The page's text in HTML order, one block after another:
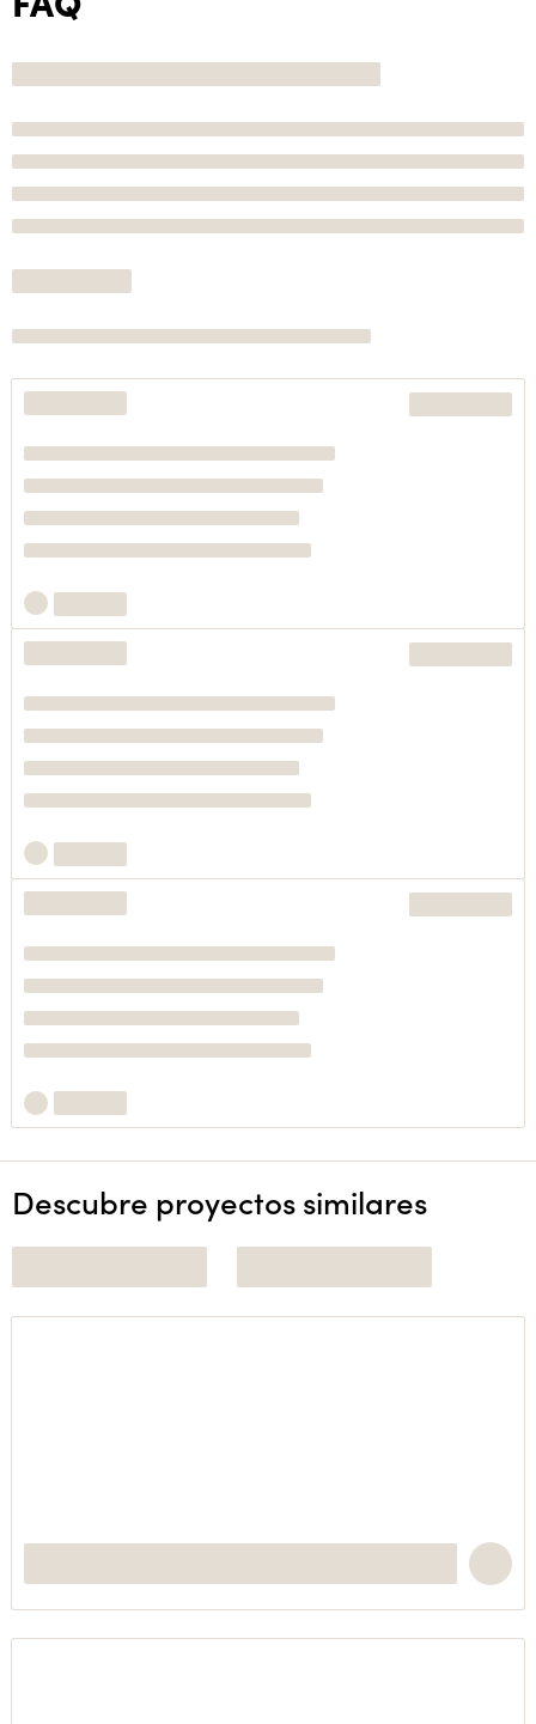
Descubre proyectos similares